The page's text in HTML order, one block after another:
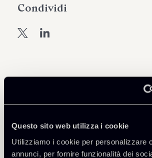
Questo sito web utilizza i cookie
Utilizziamo i cookie per personalizzare
annunci, per fornire funzionalità dei
Condividi
Torna agli